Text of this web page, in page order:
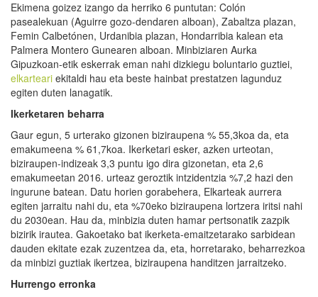
Ekimena goizez izango da herriko 6 puntutan: Colón
pasealekuan (Aguirre gozo-dendaren alboan), Zabaltza plazan,
Femin Calbetónen, Urdanibia plazan, Hondarribia kalean eta
Palmera Montero Gunearen alboan. Minbiziaren Aurka
Gipuzkoan-etik eskerrak eman nahi dizkiegu boluntario guztiei,
elkarteari ekitaldi hau eta beste hainbat prestatzen lagunduz
egiten duten lanagatik.
Ikerketaren beharra
Gaur egun, 5 urterako gizonen biziraupena % 55,3koa da, eta
emakumeena % 61,7koa. Ikerketari esker, azken urteotan,
biziraupen-indizeak 3,3 puntu igo dira gizonetan, eta 2,6
emakumeetan 2016. urteaz geroztik intzidentzia %7,2 hazi den
ingurune batean. Datu horien gorabehera, Elkarteak aurrera
egiten jarraitu nahi du, eta %70eko biziraupena lortzera iritsi nahi
du 2030ean. Hau da, minbizia duten hamar pertsonatik zazpik
bizirik irautea. Gakoetako bat ikerketa-emaitzetarako sarbidean
dauden ekitate ezak zuzentzea da, eta, horretarako, beharrezkoa
da minbizi guztiak ikertzea, biziraupena handitzen jarraitzeko.
Hurrengo erronka